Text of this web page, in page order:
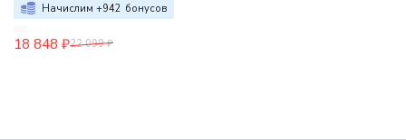
Начислим +942 бонусов
18 848 ₽22 099 ₽